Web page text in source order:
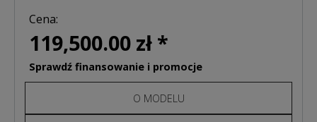
Cena:
119,500.00 zł *
Sprawdź finansowanie i promocje
O MODELU